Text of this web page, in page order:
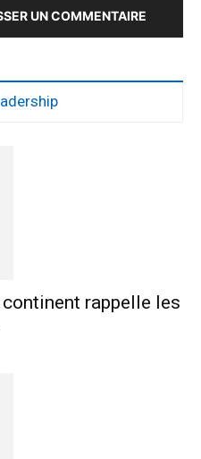
UN COMMENTAIRE
rappelle les